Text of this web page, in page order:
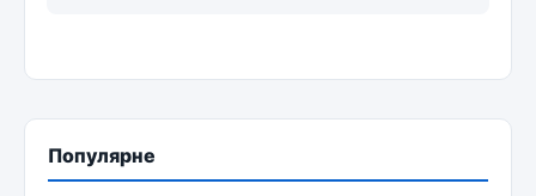
Популярне